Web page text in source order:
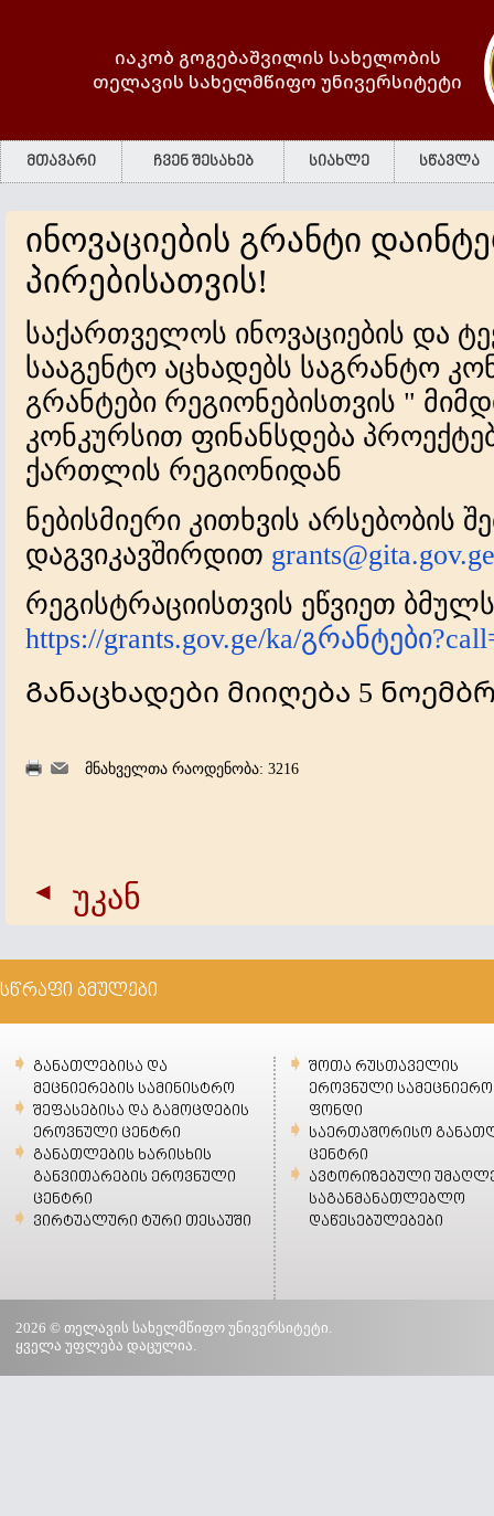
იაკობ გოგებაშვილის სახელობის
თელავის სახელმწიფო უნივერსიტეტი
მთავარი ჩვენ შესახებ სიახლე სწავლა
ინოვაციების გრანტი
პირებისათვის!
საქართველოს ინოვაციების და
სააგენტო აცხადებს საგრანტო
გრანტები რეგიონებისთვის "
კონკურსით ფინანსდება
ქართლის რეგიონიდან
ნებისმიერი კითხვის არსებობის
დაგვიკავშირდით grants@gita.gov.ge
რეგისტრაციისთვის ეწვიეთ
https://grants.gov.ge/ka/
Განაცხადები მიიღება 5
მნახველთა რაოდენობა: 3216
უკან
სწრაფი ბმულები
განათლებისა და
მეცნიერების სამინისტრო
შეფასებისა და გამოცდების
ეროვნული ცენტრი
განათლების ხარისხის
განვითარების ეროვნული
ცენტრი
ვირტუალური ტური თესაუში
შოთა რუსთაველის
ეროვნული სამეცნიერო
ფონდი
საერთაშორისო
ცენტრი
ავტორიზებული
საგანმანათლებლო
დაწესებულებები
2026 © თელავის სახელმწიფო უნივერსიტეტი.
ყველა უფლება დაცულია.